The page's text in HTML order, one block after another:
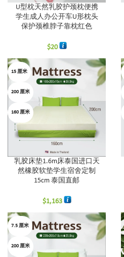
U型枕天然乳胶护颈枕便携
学生成人办公开车U形枕头
保护颈椎脖子靠枕红色
$20
15 厘米
200 厘米
160 厘米
乳胶床垫1.6m床泰国进口天
然橡胶软垫学生宿舍定制
15cm 泰国直邮
$1,163
7.5 厘米
200 厘米